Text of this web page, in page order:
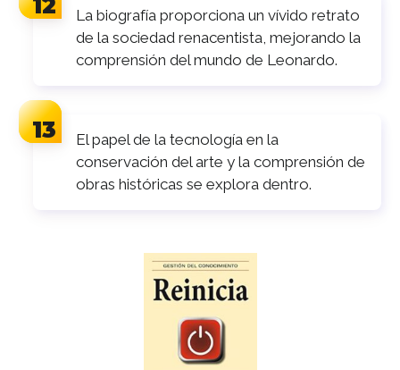
La biografía proporciona un vívido retrato
de la sociedad renacentista, mejorando la
comprensión del mundo de Leonardo.
El papel de la tecnología en la
conservación del arte y la comprensión de
obras históricas se explora dentro.